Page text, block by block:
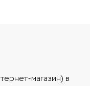
магазин) в